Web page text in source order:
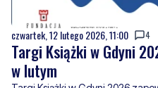
w lutym
Targi Książki w Gdyni 2026
najważniejszych wydarzeń
lutego 2026 roku Polsat Plus
spotkań czytelników, autorów,